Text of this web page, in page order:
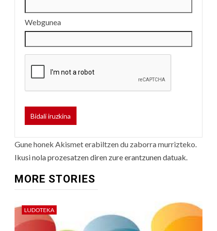
Webgunea
Gune honek Akismet erabiltzen du zaborra murrizteko.
Ikusi nola prozesatzen diren zure erantzunen datuak.
MORE STORIES
LUDOTEKA